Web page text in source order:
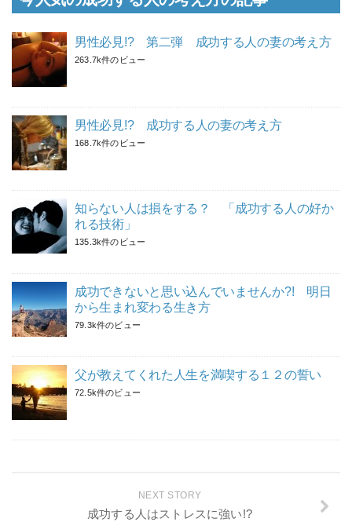
男性必見!? 第二弾 成功する人の妻の考え方
263.7k件のビュー
男性必見!? 成功する人の妻の考え方
168.7k件のビュー
知らない人は損をする？ 「成功する人の好か
れる技術」
135.3k件のビュー
成功できないと思い込んでいませんか?! 明日
から生まれ変わる生き方
79.3k件のビュー
父が教えてくれた人生を満喫する１２の誓い
72.5k件のビュー
NEXT STORY
成功する人はストレスに強い!?